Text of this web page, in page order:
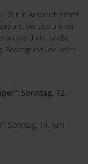
Zeit in Anspruch nimmt,
der sich um den
dreht. Größe,
Bodengrund und vieles
Sonntag, 12.
Sonntag, 14. Juni